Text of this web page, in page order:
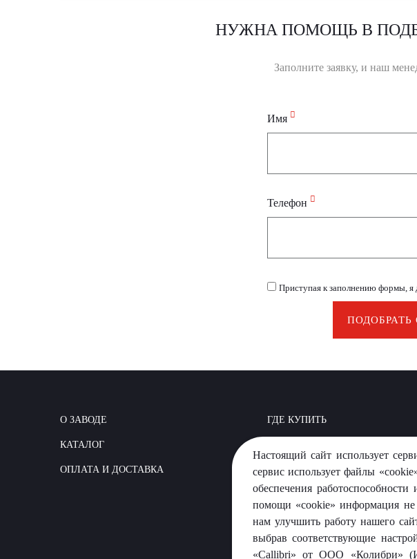
НУЖНА ПОМОЩЬ В
Заполните заявку, и наш
Имя
Телефон
Приступая к заполнению формы, я
О ЗАВОДЕ
КАТАЛОГ
ОПЛАТА И ДОСТАВКА
ГДЕ КУПИТЬ
ВОПРОС-ОТВЕТ
Настоящий сайт использует
сервис использует файлы
обеспечения
помощи «cookie» информация не
нам улучшить работу нашего
выбрав соответствующие
«Callibri» от ООО «Колибри»